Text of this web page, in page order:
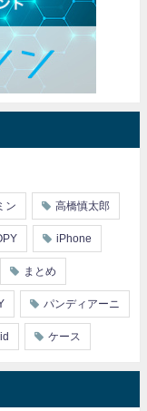
ン 高橋慎太郎
iPhone
まとめ
パンディアーニ
ケース